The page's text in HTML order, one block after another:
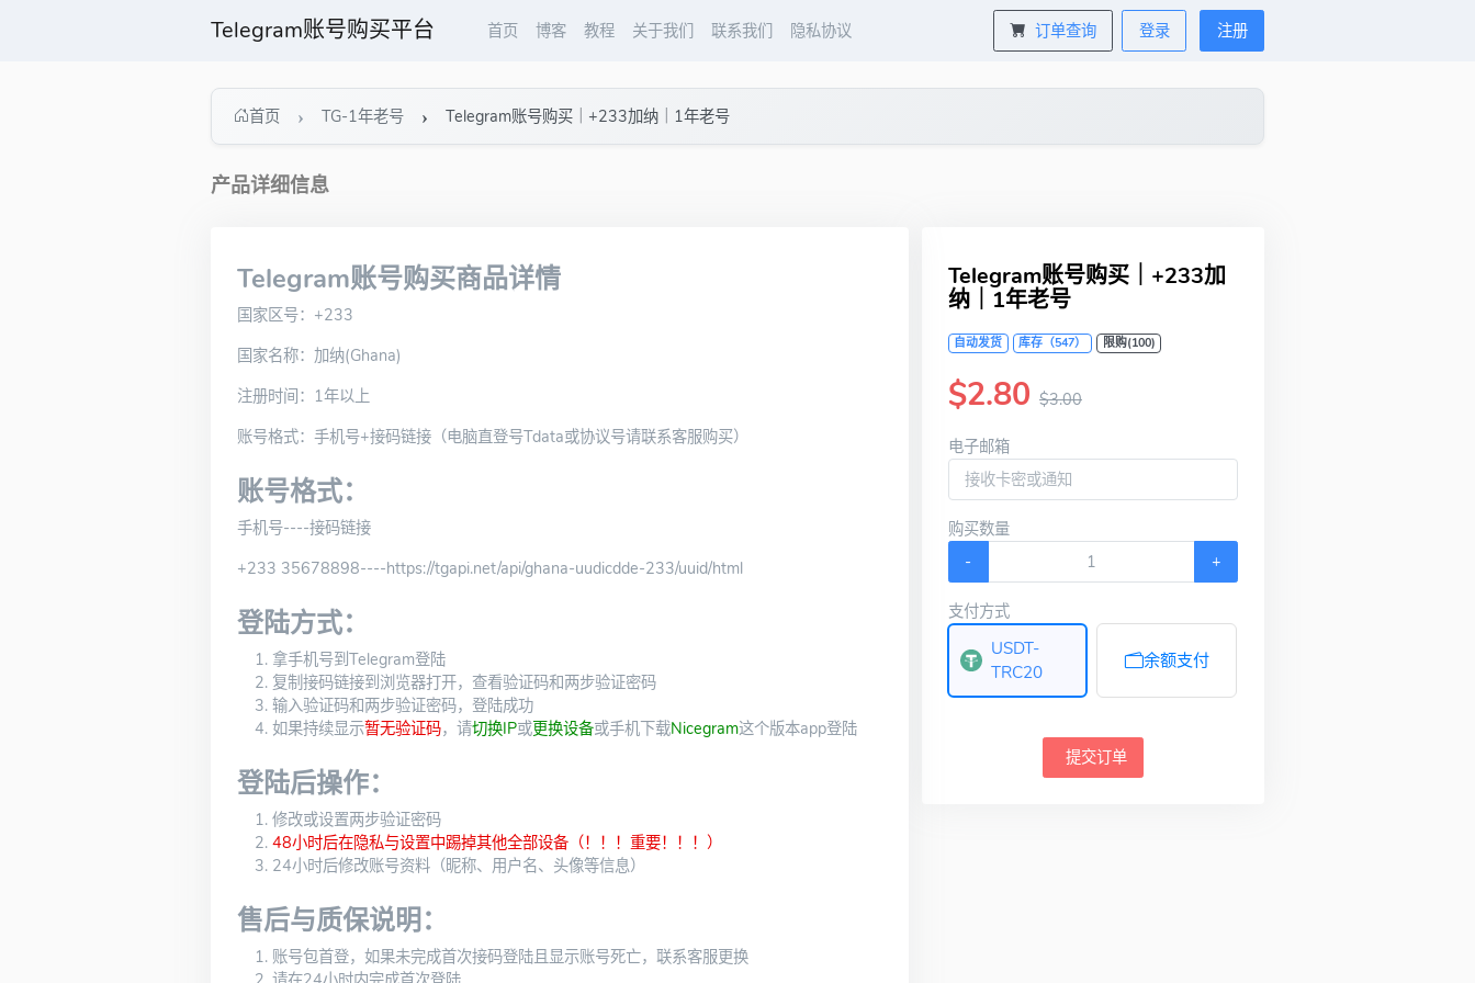
Telegram账号购买平台 首页 博客 教程 关于我们 联系我们 隐私协议 订单查询 登录 注册
首页 TG-1年老号 Telegram账号购买｜+233加纳｜1年老号
产品详细信息
Telegram账号购买｜+233加
纳｜1年老号
自动发货 库存（547） 限购(100)
$2.80 $3.00
电子邮箱
购买数量
-
+
支付方式
USDT-
TRC20
余额支付
提交订单
Telegram账号购买商品详情
国家区号：+233
国家名称：加纳(Ghana)
注册时间：1年以上
账号格式：手机号+接码链接（电脑直登号Tdata或协议号请联系客服购买）
账号格式：
手机号----接码链接
+233 35678898----https://tgapi.net/api/ghana-uudicdde-233/uuid/html
登陆方式：
拿手机号到Telegram登陆
复制接码链接到浏览器打开，查看验证码和两步验证密码
输入验证码和两步验证密码，登陆成功
如果持续显示暂无验证码，请切换IP或更换设备或手机下载Nicegram这个版本app登陆
登陆后操作：
修改或设置两步验证密码
48小时后在隐私与设置中踢掉其他全部设备（！！！重要！！！）
24小时后修改账号资料（昵称、用户名、头像等信息）
售后与质保说明：
账号包首登，如果未完成首次接码登陆且显示账号死亡，联系客服更换